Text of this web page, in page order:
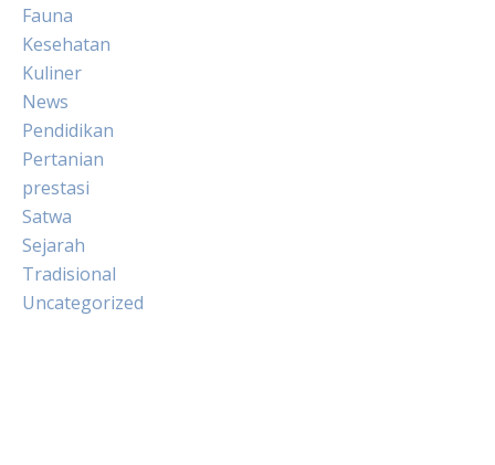
Fauna
Kesehatan
Kuliner
News
Pendidikan
Pertanian
prestasi
Satwa
Sejarah
Tradisional
Uncategorized